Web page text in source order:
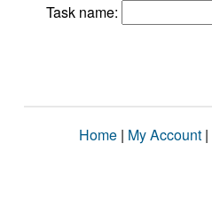
Task name:
Home | My Account |